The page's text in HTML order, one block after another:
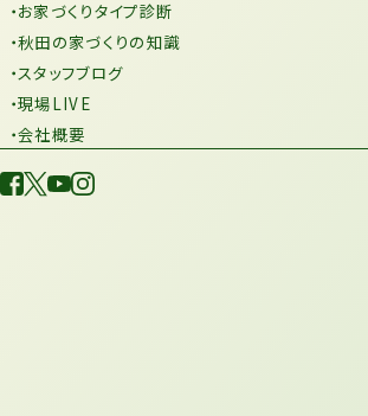
・お家づくりタイプ診断
・秋田の家づくりの知識
・スタッフブログ
・現場LIVE
・会社概要